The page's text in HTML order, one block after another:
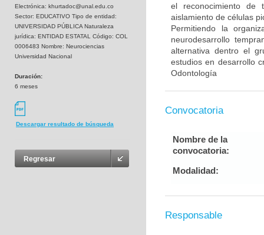
Electrónica: khurtadoc@unal.edu.co
Sector: EDUCATIVO Tipo de entidad:
UNIVERSIDAD PÚBLICA Naturaleza
jurídica: ENTIDAD ESTATAL Código: COL
0006483 Nombre: Neurociencias
Universidad Nacional
Duración:
6 meses
Descargar resultado de búsqueda
Regresar
el reconocimiento de
aislamiento de células
Permitiendo la
neurodesarrollo
alternativa dentro el
estudios en desarrollo
Odontología
Convocatoria
Nombre de la
convocatoria:
Modalidad:
Responsable